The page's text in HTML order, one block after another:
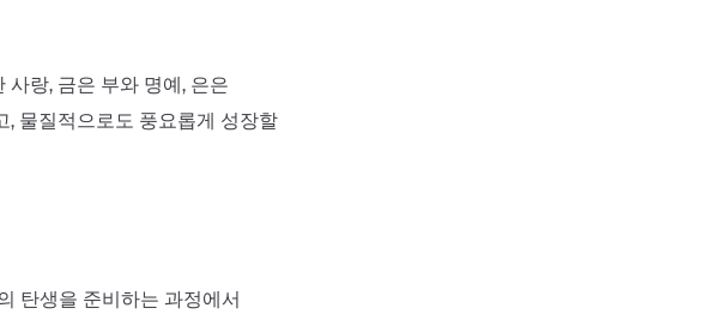
랑, 금은 부와 명예, 은은
, 물질적으로도 풍요롭게 성장할
탄생을 준비하는 과정에서